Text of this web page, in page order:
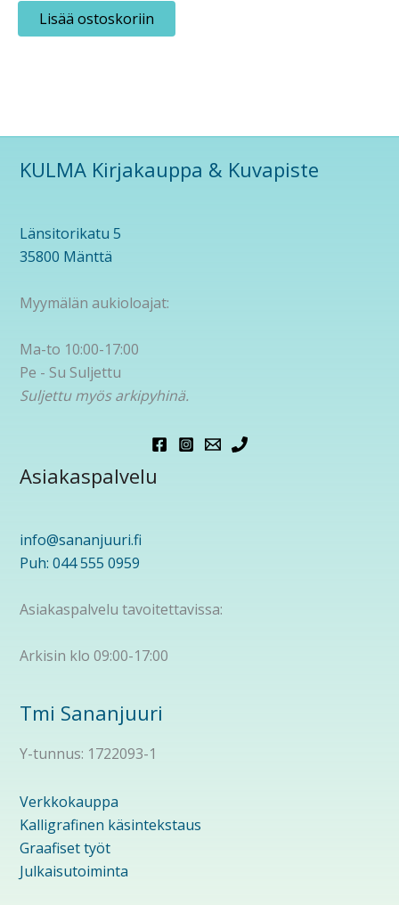
Lisää ostoskoriin
KULMA Kirjakauppa & Kuvapiste
Länsitorikatu 5
35800 Mänttä
Myymälän aukioloajat:
Ma-to 10:00-17:00
Pe - Su Suljettu
Suljettu myös arkipyhinä.
Asiakaspalvelu
info@sananjuuri.fi
Puh: 044 555 0959
Asiakaspalvelu tavoitettavissa:
Arkisin klo 09:00-17:00
Tmi Sananjuuri
Y-tunnus: 1722093-1
Verkkokauppa
Kalligrafinen käsintekstaus
Graafiset työt
Julkaisutoiminta